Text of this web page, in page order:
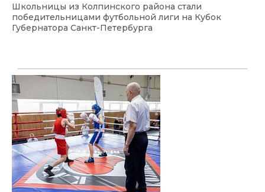
Школьницы из Колпинского района стали
победительницами футбольной лиги на Кубок
Губернатора Санкт-Петербурга